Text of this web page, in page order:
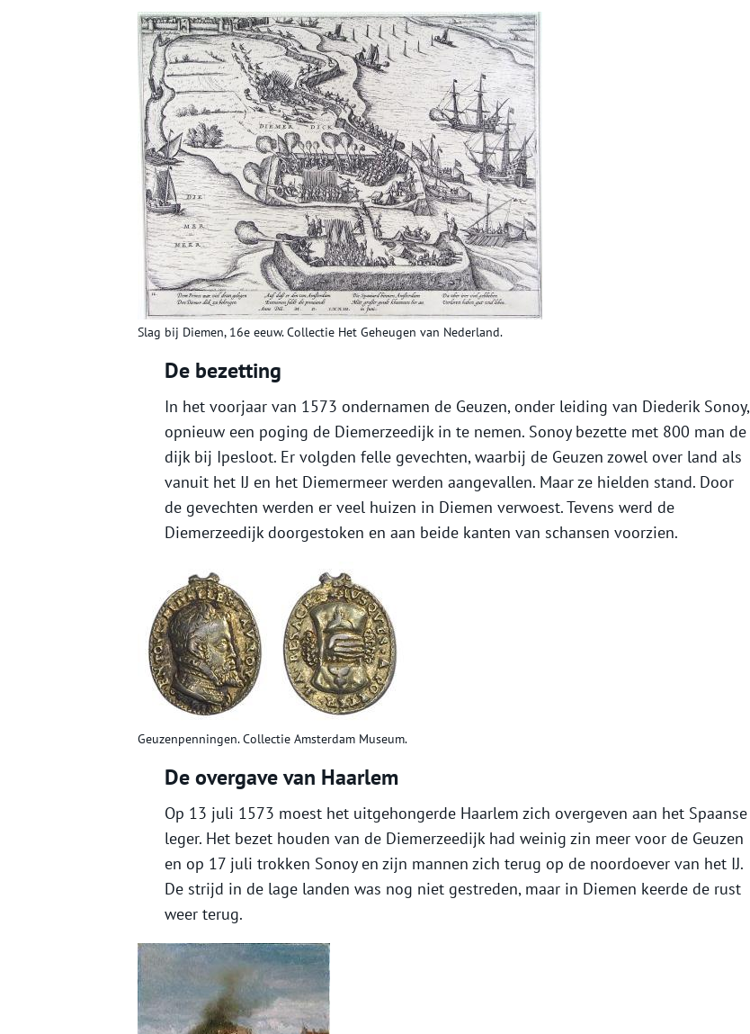
Slag bij Diemen, 16e eeuw. Collectie Het Geheugen van Nederland.
De bezetting
In het voorjaar van 1573 ondernamen de Geuzen, onder leiding van Diederik Sonoy,
opnieuw een poging de Diemerzeedijk in te nemen. Sonoy bezette met 800 man de
dijk bij Ipesloot. Er volgden felle gevechten, waarbij de Geuzen zowel over land als
vanuit het IJ en het Diemermeer werden aangevallen. Maar ze hielden stand. Door
de gevechten werden er veel huizen in Diemen verwoest. Tevens werd de
Diemerzeedijk doorgestoken en aan beide kanten van schansen voorzien.
Geuzenpenningen. Collectie Amsterdam Museum.
De overgave van Haarlem
Op 13 juli 1573 moest het uitgehongerde Haarlem zich overgeven aan het Spaanse
leger. Het bezet houden van de Diemerzeedijk had weinig zin meer voor de Geuzen
en op 17 juli trokken Sonoy en zijn mannen zich terug op de noordoever van het IJ.
De strijd in de lage landen was nog niet gestreden, maar in Diemen keerde de rust
weer terug.